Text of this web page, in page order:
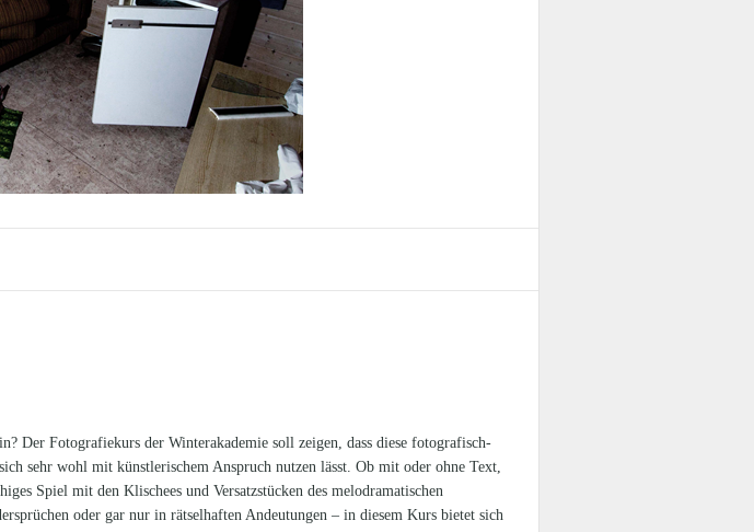
Der Fotografiekurs der Winterakademie soll zeigen, dass diese fotografisch-
sehr wohl mit künstlerischem Anspruch nutzen lässt. Ob mit oder ohne Text,
Spiel mit den Klischees und Versatzstücken des melodramatischen
oder gar nur in rätselhaften Andeutungen – in diesem Kurs bietet sich